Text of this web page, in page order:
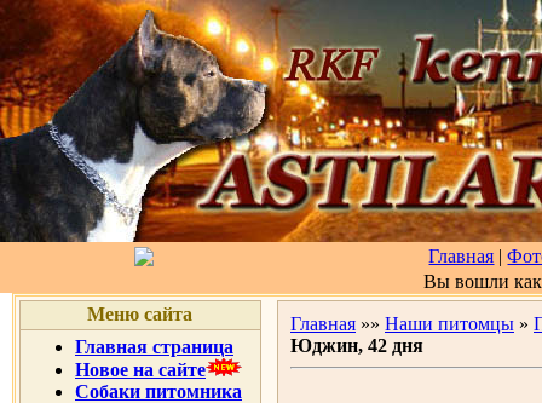
Главная |
Вы вошли
Меню сайта
Главная страница
Новое на сайте
Собаки питомника
Главная »» Наши питомцы »
Юджин, 42 дня